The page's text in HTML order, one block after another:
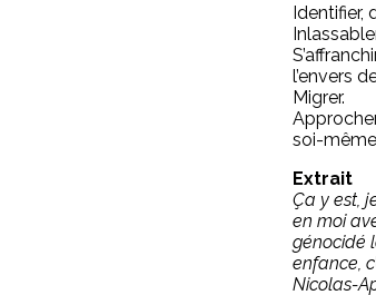
Identifier,
l’envers
Migrer.
soi-
Extrait
Ça y est,
en moi
génocidé
enfance,
Nicolas-